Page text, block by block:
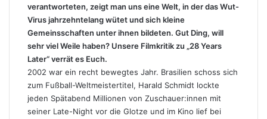
verantworteten, zeigt man uns eine Welt, in der das Wut-
Virus jahrzehntelang wütet und sich kleine
Gemeinsschaften unter ihnen bildeten. Gut Ding, will
sehr viel Weile haben? Unsere Filmkritik zu „28 Years
Later“ verrät es Euch.
2002 war ein recht bewegtes Jahr. Brasilien schoss sich
zum Fußball-Weltmeistertitel, Harald Schmidt lockte
jeden Spätabend Millionen von Zuschauer:innen mit
seiner Late-Night vor die Glotze und im Kino lief bei